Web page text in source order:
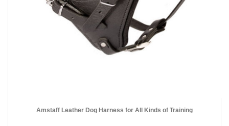
Amstaff Leather Dog Harness for All Kinds of Training